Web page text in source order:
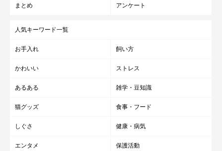
まとめ アンケート
人気キーワード一覧
お手入れ 飼い方
かわいい ストレス
あるある 雑学・豆知識
猫グッズ 食事・フード
しぐさ 健康・病気
エンタメ 保護活動